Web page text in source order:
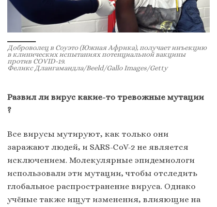
Доброволец в Соуэто (Южная Африка), получает инъекцию
в клинических испытаниях потенциальной вакцины
против COVID-19.
Феликс Длангамандла/Beeld/Gallo Images/Getty
Развил ли вирус какие-то тревожные мутации
?
Все вирусы мутируют, как только они
заражают людей, и SARS-CoV-2 не является
исключением. Молекулярные эпидемиологи
использовали эти мутации, чтобы отследить
глобальное распространение вируса. Однако
учёные также ищут изменения, влияющие на